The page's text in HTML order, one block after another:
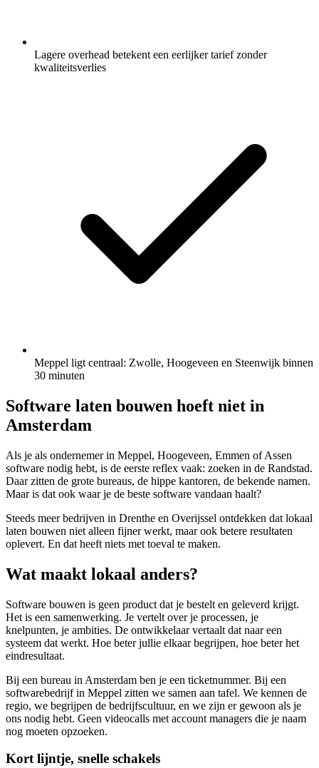
Lagere overhead betekent een eerlijker tarief zonder
kwaliteitsverlies
Meppel ligt centraal: Zwolle, Hoogeveen en Steenwijk binnen
30 minuten
Software laten bouwen hoeft niet in
Amsterdam
Als je als ondernemer in Meppel, Hoogeveen, Emmen of Assen
software nodig hebt, is de eerste reflex vaak: zoeken in de Randstad.
Daar zitten de grote bureaus, de hippe kantoren, de bekende namen.
Maar is dat ook waar je de beste software vandaan haalt?
Steeds meer bedrijven in Drenthe en Overijssel ontdekken dat lokaal
laten bouwen niet alleen fijner werkt, maar ook betere resultaten
oplevert. En dat heeft niets met toeval te maken.
Wat maakt lokaal anders?
Software bouwen is geen product dat je bestelt en geleverd krijgt.
Het is een samenwerking. Je vertelt over je processen, je
knelpunten, je ambities. De ontwikkelaar vertaalt dat naar een
systeem dat werkt. Hoe beter jullie elkaar begrijpen, hoe beter het
eindresultaat.
Bij een bureau in Amsterdam ben je een ticketnummer. Bij een
softwarebedrijf in Meppel zitten we samen aan tafel. We kennen de
regio, we begrijpen de bedrijfscultuur, en we zijn er gewoon als je
ons nodig hebt. Geen videocalls met account managers die je naam
nog moeten opzoeken.
Kort lijntje, snelle schakels